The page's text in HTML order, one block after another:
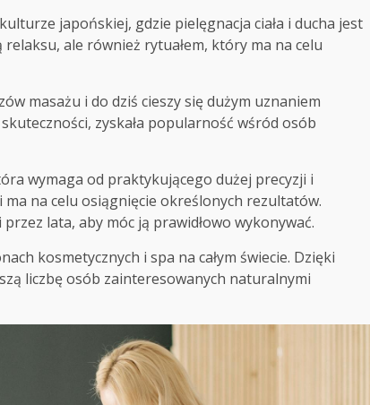
japońskiej, gdzie pielęgnacja ciała i ducha jest
ale również rytuałem, który ma na celu
masażu i do dziś cieszy się dużym uznaniem
zyskała popularność wśród osób
wymaga od praktykującego dużej precyzji i
na celu osiągnięcie określonych rezultatów.
lata, aby móc ją prawidłowo wykonywać.
kosmetycznych i spa na całym świecie. Dzięki
liczbę osób zainteresowanych naturalnymi